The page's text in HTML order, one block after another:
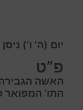
יום (ה’ ו’)
פ”ט
האשה
התו’ המפואר